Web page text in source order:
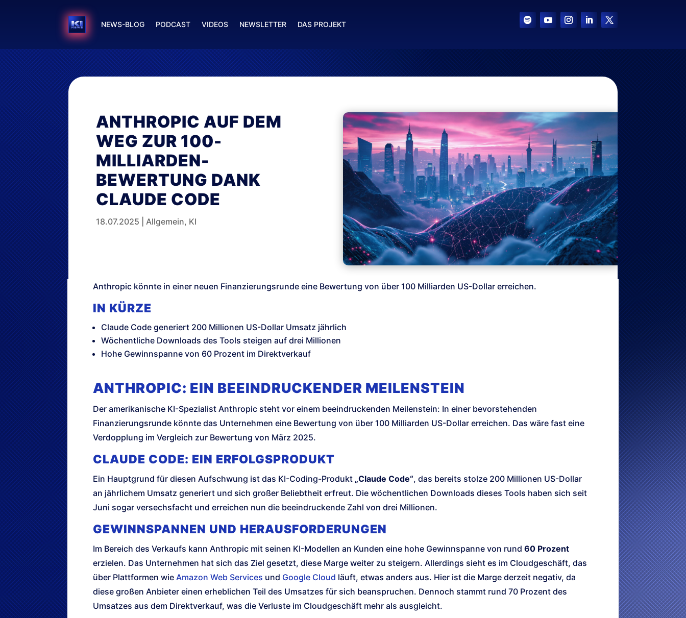
NEWS-BLOG PODCAST VIDEOS NEWSLETTER DAS PROJEKT
ANTHROPIC AUF DEM
WEG ZUR 100-
MILLIARDEN-
BEWERTUNG DANK
CLAUDE CODE
18.07.2025 Allgemein, KI
Anthropic könnte in einer neuen Finanzierungsrunde eine Bewertung von über 100 Milliarden US-Dollar erreichen.
IN KÜRZE
Claude Code generiert 200 Millionen US-Dollar Umsatz jährlich
Wöchentliche Downloads des Tools steigen auf drei Millionen
Hohe Gewinnspanne von 60 Prozent im Direktverkauf
ANTHROPIC: EIN BEEINDRUCKENDER MEILENSTEIN
Der amerikanische KI-Spezialist Anthropic steht vor einem beeindruckenden Meilenstein: In einer bevorstehenden
Finanzierungsrunde könnte das Unternehmen eine Bewertung von über 100 Milliarden US-Dollar erreichen. Das wäre fast eine
Verdopplung im Vergleich zur Bewertung von März 2025.
CLAUDE CODE: EIN ERFOLGSPRODUKT
Ein Hauptgrund für diesen Aufschwung ist das KI-Coding-Produkt „Claude Code“, das bereits stolze 200 Millionen US-Dollar
an jährlichem Umsatz generiert und sich großer Beliebtheit erfreut. Die wöchentlichen Downloads dieses Tools haben sich seit
Juni sogar versechsfacht und erreichen nun die beeindruckende Zahl von drei Millionen.
GEWINNSPANNEN UND HERAUSFORDERUNGEN
Im Bereich des Verkaufs kann Anthropic mit seinen KI-Modellen an Kunden eine hohe Gewinnspanne von rund 60 Prozent
erzielen. Das Unternehmen hat sich das Ziel gesetzt, diese Marge weiter zu steigern. Allerdings sieht es im Cloudgeschäft, das
über Plattformen wie Amazon Web Services und Google Cloud läuft, etwas anders aus. Hier ist die Marge derzeit negativ, da
diese großen Anbieter einen erheblichen Teil des Umsatzes für sich beanspruchen. Dennoch stammt rund 70 Prozent des
Umsatzes aus dem Direktverkauf, was die Verluste im Cloudgeschäft mehr als ausgleicht.